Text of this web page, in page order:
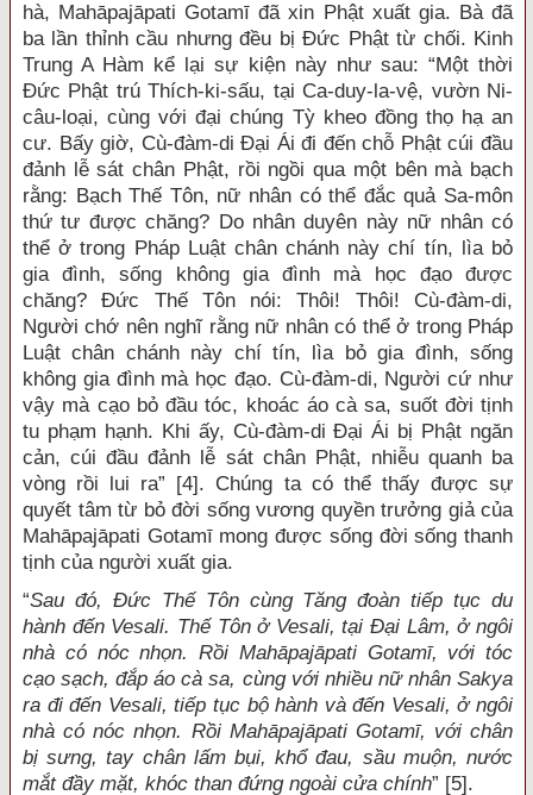
hà, Mahāpajāpati Gotamī đã xin Phật xuất gia. Bà đã
ba lần thỉnh cầu nhưng đều bị Đức Phật từ chối. Kinh
Trung A Hàm kể lại sự kiện này như sau: “Một thời
Đức Phật trú Thích-ki-sấu, tại Ca-duy-la-vệ, vườn Ni-
câu-loại, cùng với đại chúng Tỳ kheo đồng thọ hạ an
cư. Bấy giờ, Cù-đàm-di Đại Ái đi đến chỗ Phật cúi đầu
đảnh lễ sát chân Phật, rồi ngồi qua một bên mà bạch
rằng: Bạch Thế Tôn, nữ nhân có thể đắc quả Sa-môn
thứ tư được chăng? Do nhân duyên này nữ nhân có
thể ở trong Pháp Luật chân chánh này chí tín, lìa bỏ
gia đình, sống không gia đình mà học đạo được
chăng? Đức Thế Tôn nói: Thôi! Thôi! Cù-đàm-di,
Người chớ nên nghĩ rằng nữ nhân có thể ở trong Pháp
Luật chân chánh này chí tín, lìa bỏ gia đình, sống
không gia đình mà học đạo. Cù-đàm-di, Người cứ như
vậy mà cạo bỏ đầu tóc, khoác áo cà sa, suốt đời tịnh
tu phạm hạnh. Khi ấy, Cù-đàm-di Đại Ái bị Phật ngăn
cản, cúi đầu đảnh lễ sát chân Phật, nhiễu quanh ba
vòng rồi lui ra” [4]. Chúng ta có thể thấy được sự
quyết tâm từ bỏ đời sống vương quyền trưởng giả của
Mahāpajāpati Gotamī mong được sống đời sống thanh
tịnh của người xuất gia.
“Sau đó, Đức Thế Tôn cùng Tăng đoàn tiếp tục du
hành đến Vesali. Thế Tôn ở Vesali, tại Đại Lâm, ở ngôi
nhà có nóc nhọn. Rồi Mahāpajāpati Gotamī, với tóc
cạo sạch, đắp áo cà sa, cùng với nhiều nữ nhân Sakya
ra đi đến Vesali, tiếp tục bộ hành và đến Vesali, ở ngôi
nhà có nóc nhọn. Rồi Mahāpajāpati Gotamī, với chân
bị sưng, tay chân lấm bụi, khổ đau, sầu muộn, nước
mắt đầy mặt, khóc than đứng ngoài cửa chính” [5].